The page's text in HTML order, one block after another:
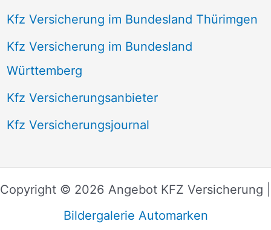
Kfz Versicherung im Bundesland Thürimgen
Kfz Versicherung im Bundesland
Württemberg
Kfz Versicherungsanbieter
Kfz Versicherungsjournal
Copyright © 2026 Angebot KFZ Versicherung |
Bildergalerie Automarken